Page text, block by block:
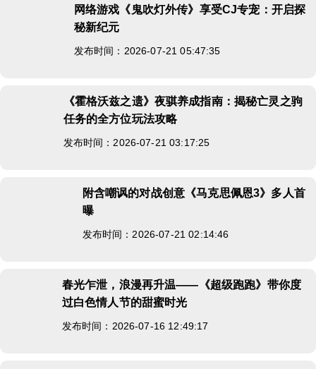
网络游戏《鬼吹灯外传》享受CJ专宠：开启探
秘新纪元
发布时间：2026-07-21 05:47:35
《霍格沃兹之遗》夜骐养成指南：揭秘亡灵之驹
任务的全方位玩法攻略
发布时间：2026-07-21 03:17:25
附含嘲讽的对战创意《马克思佩恩3》多人首
曝
发布时间：2026-07-21 02:14:46
春光乍泄，浪漫再升温——《超级跑跑》带你度
过白色情人节的甜蜜时光
发布时间：2026-07-16 12:49:17